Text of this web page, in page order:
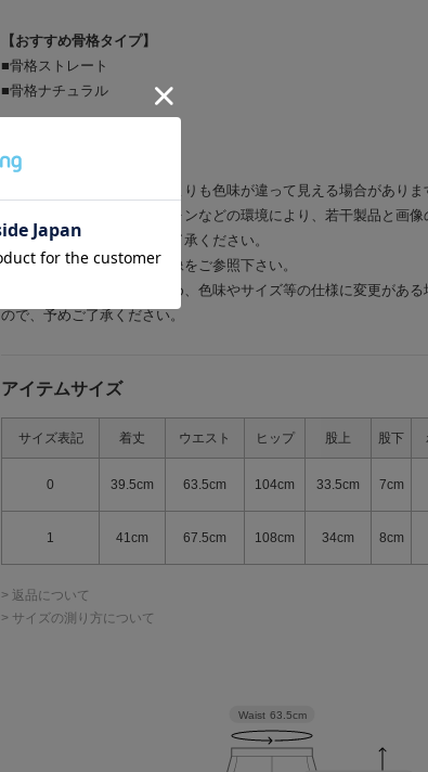
【おすすめ骨格タイプ】
■骨格ストレート
■骨格ナチュラル
※照明の関係により、実際よりも色味が違って見える場合がありま
またパソコン・スマートフォンなどの環境により、若干製品と画
場合もございます。予めご了承ください。
商品の色味は、商品単品画像をご参照下さい。
※商品画像はサンプルのため、色味やサイズ等の仕様に変更があ
ので、予めご了承ください。
アイテムサイズ
サイズ表記 着丈 ウエスト ヒップ 股上 股下
0 39.5cm 63.5cm 104cm 33.5cm 7cm
1 41cm 67.5cm 108cm 34cm 8cm
> 返品について
> サイズの測り方について
Waist 63.5cm